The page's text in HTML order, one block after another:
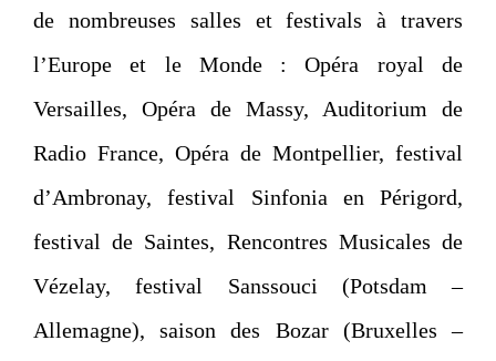
de nombreuses salles et festivals à travers
l’Europe et le Monde : Opéra royal de
Versailles, Opéra de Massy, Auditorium de
Radio France, Opéra de Montpellier, festival
d’Ambronay, festival Sinfonia en Périgord,
festival de Saintes, Rencontres Musicales de
Vézelay, festival Sanssouci (Potsdam –
Allemagne), saison des Bozar (Bruxelles –